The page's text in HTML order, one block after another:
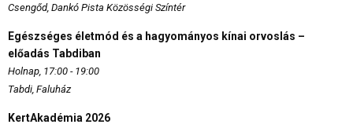
Csengőd, Dankó Pista Közösségi Színtér
Egészséges életmód és a hagyományos kínai orvoslás –
előadás Tabdiban
Holnap, 17:00 - 19:00
Tabdi, Faluház
KertAkadémia 2026